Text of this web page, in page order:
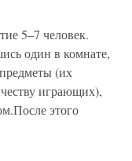
5–7 человек.
один в комнате,
(их
играющих),
этого